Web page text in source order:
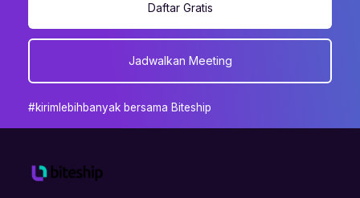
Daftar Gratis
Jadwalkan Meeting
#kirimlebihbanyak bersama Biteship